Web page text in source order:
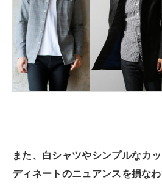
また、白シャツやシンプルなカ
ディネートのニュアンスを損な